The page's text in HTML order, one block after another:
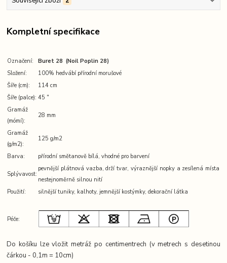
Kompletní specifikace
Označení:
Buret 28 (Noil Poplin 28)
Složení:
100% hedvábí přírodní morušové
Šíře (cm):
114 cm
Šíře (palce): 45 ″
Gramáž
(mómí):
28 mm
Gramáž
(g/m2):
125 g/m2
Barva: přírodní smětanově bílá, vhodné pro barvení
Splývavost:
pevnější plátnová vazba, drží tvar, výraznější nopky a zesílená místa
nestejnoměrně silnou nití
Použití:
silnější tuniky, kalhoty, jemnější kostýmky, dekorační látka
Péče:
Do košíku lze vložit metráž po centimentrech (v metrech s desetinou
čárkou - 0,1m = 10cm)